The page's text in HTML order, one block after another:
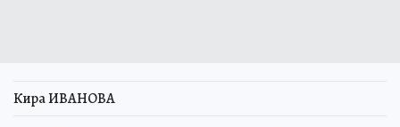
Кира ИВАНОВА